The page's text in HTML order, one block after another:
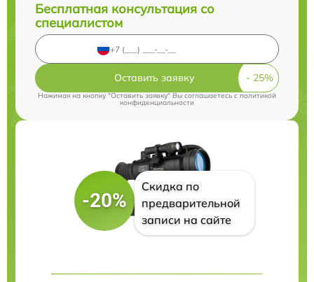
Бесплатная консультация со
специалистом
Оставить заявку
Нажимая на кнопку "Оставить заявку" Вы соглашаетесь cполитикой
конфиденциальности
-20%
Скидка по
предварительной
записи на сайте